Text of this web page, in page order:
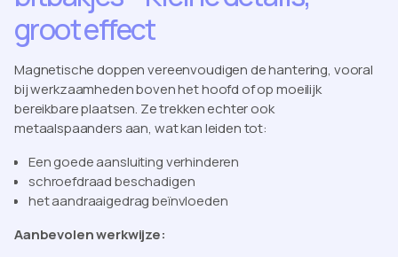
groot effect
Magnetische doppen vereenvoudigen de hantering, vooral
bij werkzaamheden boven het hoofd of op moeilijk
bereikbare plaatsen. Ze trekken echter ook
metaalspaanders aan, wat kan leiden tot:
Een goede aansluiting verhinderen
schroefdraad beschadigen
het aandraaigedrag beïnvloeden
Aanbevolen werkwijze: